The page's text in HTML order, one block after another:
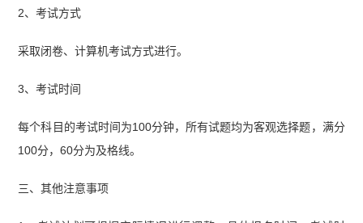
2、考试方式‌
采取闭卷、计算机考试方式进行‌。
‌3、考试时间‌
每个科目的考试时间为100分钟，所有试题均为客观选择题，满分
100分，60分为及格线‌。
三、其他注意事项